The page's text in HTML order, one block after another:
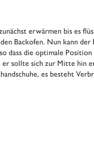
erwärmen bis es
Backofen. Nun kann
dass die optimale
sollte sich zur Mitte hin
es besteht